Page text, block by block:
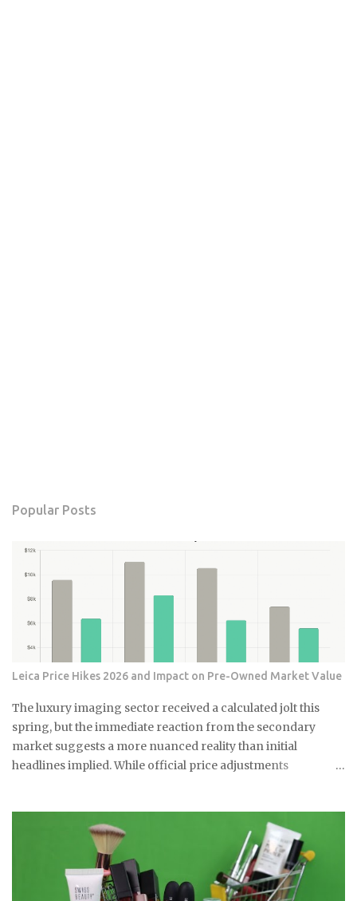
Popular Posts
Leica Price Hikes 2026 and Impact on Pre-Owned Market Value
The luxury imaging sector received a calculated jolt this
spring, but the immediate reaction from the secondary
market suggests a more nuanced reality than initial
headlines implied. While official price adjustments
Leica M and Q systems is currently a study in fragmented
value retention. For those embedded in the ecosystem, this is
a moment of recalibration where the specific dollar-amount
jumps across the M-System are beginning to redefine the